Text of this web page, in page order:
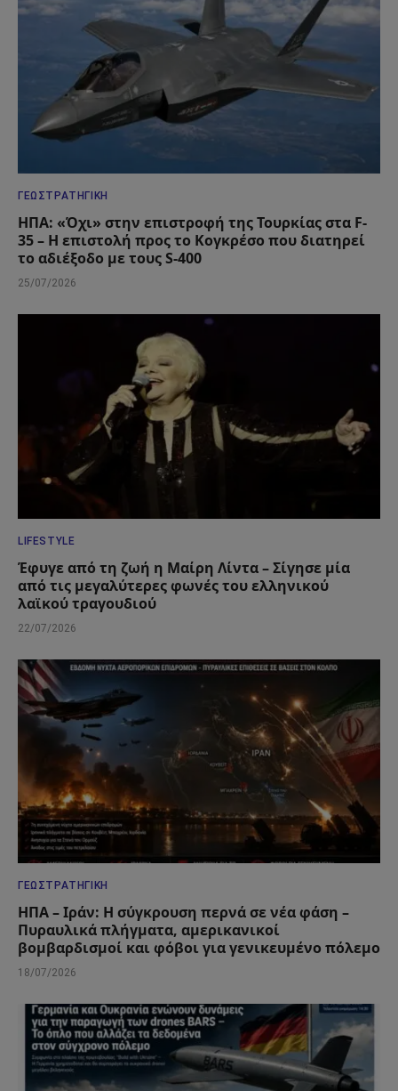
ΓΕΩΣΤΡΑΤΗΓΙΚΉ
ΗΠΑ: «Όχι» στην επιστροφή της Τουρκίας στα F-
35 – Η επιστολή προς το Κογκρέσο που διατηρεί
το αδιέξοδο με τους S-400
25/07/2026
LIFESTYLE
Έφυγε από τη ζωή η Μαίρη Λίντα – Σίγησε μία
από τις μεγαλύτερες φωνές του ελληνικού
λαϊκού τραγουδιού
22/07/2026
ΓΕΩΣΤΡΑΤΗΓΙΚΉ
ΗΠΑ – Ιράν: Η σύγκρουση περνά σε νέα φάση –
Πυραυλικά πλήγματα, αμερικανικοί
βομβαρδισμοί και φόβοι για γενικευμένο πόλεμο
18/07/2026